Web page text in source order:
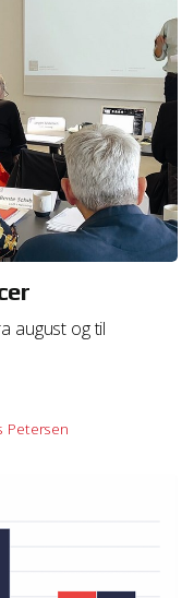
august og til
Petersen